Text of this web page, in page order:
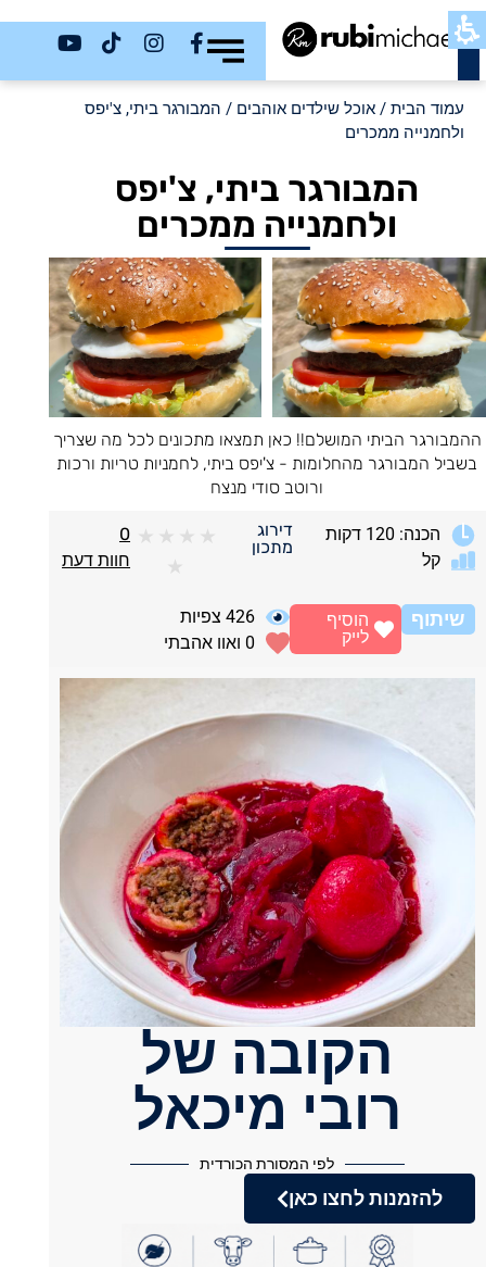
כשר
עמוד הבית / אוכל שילדים אוהבים / המבורגר ביתי, צ'יפס
ולחמנייה ממכרים
המבורגר ביתי, צ'יפס
ולחמנייה ממכרים
ההמבורגר הביתי המושלם!! כאן תמצאו מתכונים לכל מה שצריך
בשביל המבורגר מהחלומות - צ'יפס ביתי, לחמניות טריות ורכות
ורוטב סודי מנצח
הכנה: 120 דקות
קל
דירוג
מתכון
★
★
★
★
★
0
חוות דעת
שיתוף 426 צפיות
0 ואוו אהבתי
הוסיף
לייק
הקובה של
רובי מיכאל
לפי המסורת הכורדית
להזמנות לחצו כאן